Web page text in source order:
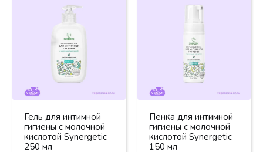
Гель для интимной
гигиены с молочной
кислотой Synergetic
250 мл
Пенка для интимной
гигиены с молочной
кислотой Synergetic
150 мл